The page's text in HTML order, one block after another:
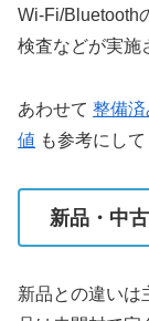
Wi‑Fi/Bluetooth
検査などが実施
あわせて 整備
値 も参考にして
新品・中
新品との違いは